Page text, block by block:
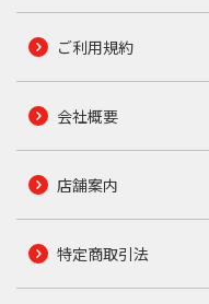
ご利用規約
会社概要
店舗案内
特定商取引法